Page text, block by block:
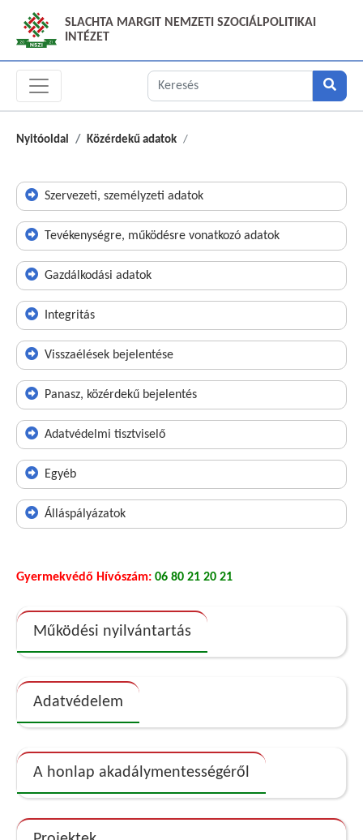
SLACHTA MARGIT NEMZETI SZOCIÁLPOLITIKAI
INTÉZET
Nyitóoldal Közérdekű adatok
Szervezeti, személyzeti adatok
Tevékenységre, működésre vonatkozó adatok
Gazdálkodási adatok
Integritás
Visszaélések bejelentése
Panasz, közérdekű bejelentés
Adatvédelmi tisztviselő
Egyéb
Álláspályázatok
Gyermekvédő Hívószám: 06 80 21 20 21
Működési nyilvántartás
Adatvédelem
A honlap akadálymentességéről